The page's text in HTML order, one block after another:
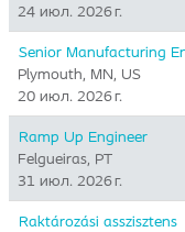
24 июл. 2026 г.
Senior Manufacturing
Plymouth, MN, US
20 июл. 2026 г.
Ramp Up Engineer
Felgueiras, PT
31 июл. 2026 г.
Raktározási asszisztens